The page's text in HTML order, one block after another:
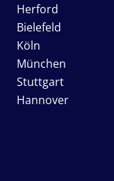
Herford
Bielefeld
Köln
München
Stuttgart
Hannover